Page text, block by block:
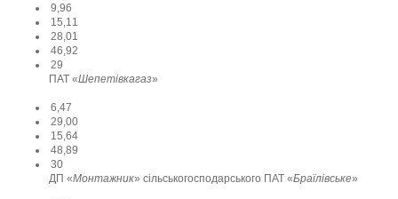
9,96
15,11
28,01
46,92
29
ПАТ «Шепетівкагаз»
6,47
29,00
15,64
48,89
30
ДП «Монтажник» сільськогосподарського ПАТ «Браїлівське»